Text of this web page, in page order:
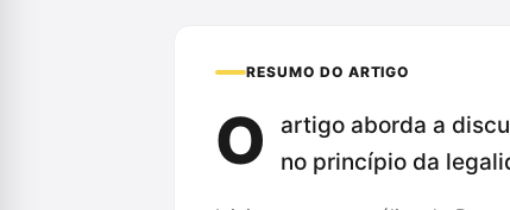
RESUMO DO ARTIGO
O
artigo aborda a
no princípio da